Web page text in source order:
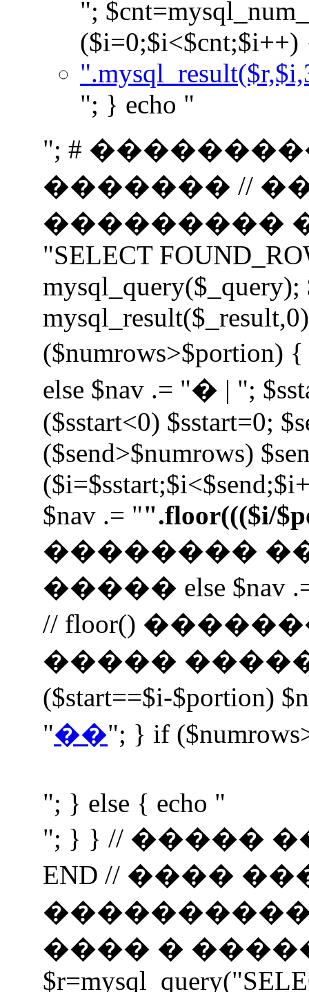
";
($i=0;$i<$cnt;$i++)
"; } echo "
"; #
������� //
���������
"SELECT
mysql_query($_query);
($numrows>$portion)
else $nav .= "� | ";
($sstart<0) $sstart=0;
($send>$numrows)
$nav .= "".floor((($i/
��������
����� else $nav
// floor()
����� �����
($start==$i-$portion)
"��"; } if
"; } else { echo "
"; } } // �����
END // ����
���������� if
���� �